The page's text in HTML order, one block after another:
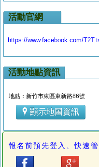
活動官網
https://www.facebook.com/
活動地點資訊
地點：新竹市東區東新路86號
顯示地圖資訊
報名前預先登入、快速